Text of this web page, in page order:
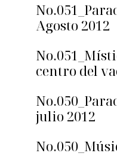
Agosto 2012
centro del
julio 2012